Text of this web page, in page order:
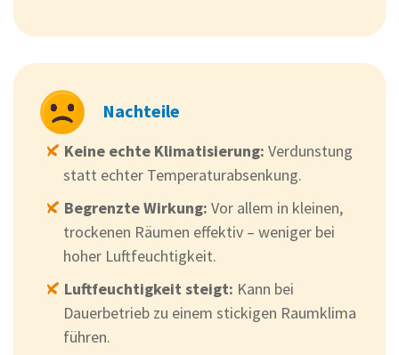
Nachteile
Keine echte Klimatisierung: Verdunstung
statt echter Temperaturabsenkung.
Begrenzte Wirkung: Vor allem in kleinen,
trockenen Räumen effektiv – weniger bei
hoher Luftfeuchtigkeit.
Luftfeuchtigkeit steigt: Kann bei
Dauerbetrieb zu einem stickigen Raumklima
führen.